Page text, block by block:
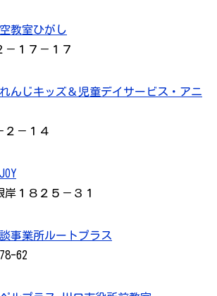
教室ひがし
－１７－１７
んじキッズ＆児童デイサービス・アニ
２－１４
１８２５－３１
事業所ルートプラス
62